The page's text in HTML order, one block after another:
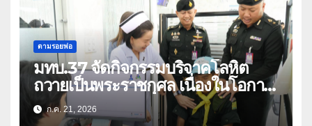
ตามรอยพ่อ
มทบ.37 จัดกิจกรรมบริจาคโลหิต
ถวายเป็นพระราชกุศล เนื่องในโอกาส
วันเฉลิมพระชนมพรรษา พระบาท
สมเด็จพระเจ้าอยู่หัว
ก.ค. 21, 2026